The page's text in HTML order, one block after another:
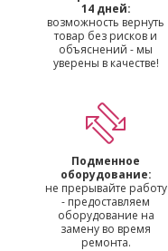
14 дней:
возможность вернуть
товар без рисков и
объяснений - мы
уверены в качестве!
Подменное
оборудование:
не прерывайте работу
- предоставляем
оборудование на
замену во время
ремонта.